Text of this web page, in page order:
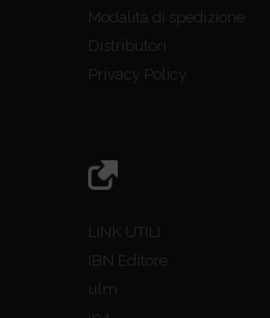
Modalità di spedizione
Distributori
Privacy Policy
LINK UTILI
IBN Editore
ulm